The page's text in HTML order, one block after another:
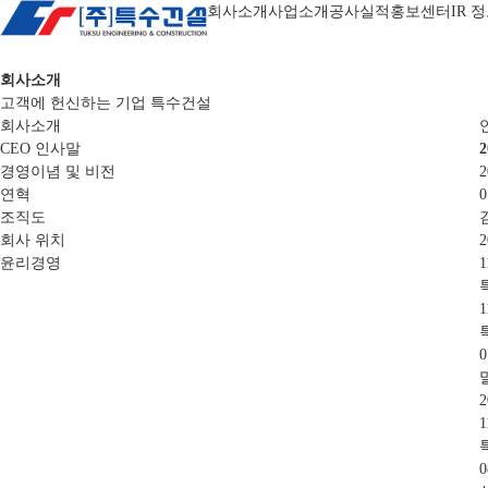
회사소개 사업소개 공사실적 홍보센터 IR 정
회사소개
고객에 헌신하는 기업 특수건설
회사소개
CEO 인사말
경영이념 및 비전
연혁
조직도
회사 위치
윤리경영